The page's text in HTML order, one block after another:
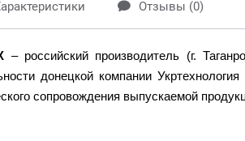
Отзывы (0)
– российский производитель (г.
донецкой компании
сопровождения выпускаемой